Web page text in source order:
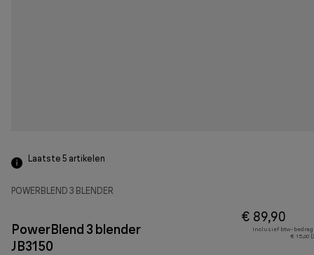
Laatste 5 artikelen
POWERBLEND 3 BLENDER
PowerBlend 3 blender
JB3150
€ 89,90
Inclusief btw-bedrag
€ 15,60